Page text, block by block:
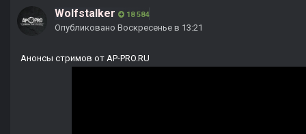
Wolfstalker 18 584
Опубликовано Воскресенье в 13:21
Анонсы стримов от AP-PRO.RU